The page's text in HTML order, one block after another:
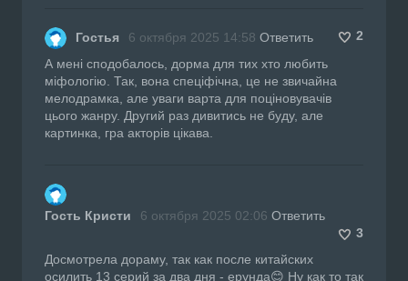
Гостья 6 октября 2025 14:58 Ответить
2
А мені сподобалось, дорма для тих хто любить
міфологію. Так, вона спеціфічна, це не звичайна
мелодрамка, але уваги варта для поціновувачів
цього жанру. Другий раз дивитись не буду, але
картинка, гра акторів цікава.
Гость Кристи 6 октября 2025 02:06 Ответить
3
Досмотрела дораму, так как после китайских
осилить 13 серий за два дня - ерунда😊 Ну как то так